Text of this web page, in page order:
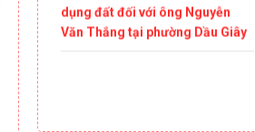
Văn Thắng tại phường Dầu Giây